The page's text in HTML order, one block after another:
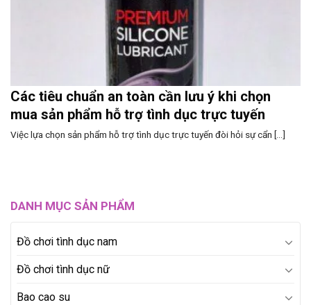
DANH MỤC SẢN PHẨM
Đồ chơi tình dục nam
Đồ chơi tình dục nữ
Bao cao su
Các tiêu chuẩn an toàn cần lưu ý khi chọn
mua sản phẩm hỗ trợ tình dục trực tuyến
Việc lựa chọn sản phẩm hỗ trợ tình dục trực tuyến đòi hỏi sự cẩn [...]